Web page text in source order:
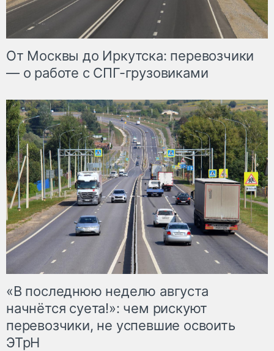
От Москвы до Иркутска: перевозчики
— о работе с СПГ-грузовиками
«В последнюю неделю августа
начнётся суета!»: чем рискуют
перевозчики, не успевшие освоить
ЭТрН